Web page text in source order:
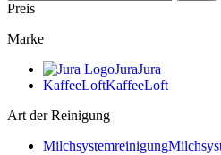
Preis
Marke
JuraJura
KaffeeLoftKaffeeLoft
Art der Reinigung
Milchsystemreinigung